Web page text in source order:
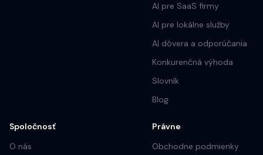
AI pre SaaS firmy
AI pre lokálne služby
AI dôvera a odporúčania
Konkurenčná výhoda
Slovník
Blog
Spoločnosť
O nás
Právne
Obchodne podmienky